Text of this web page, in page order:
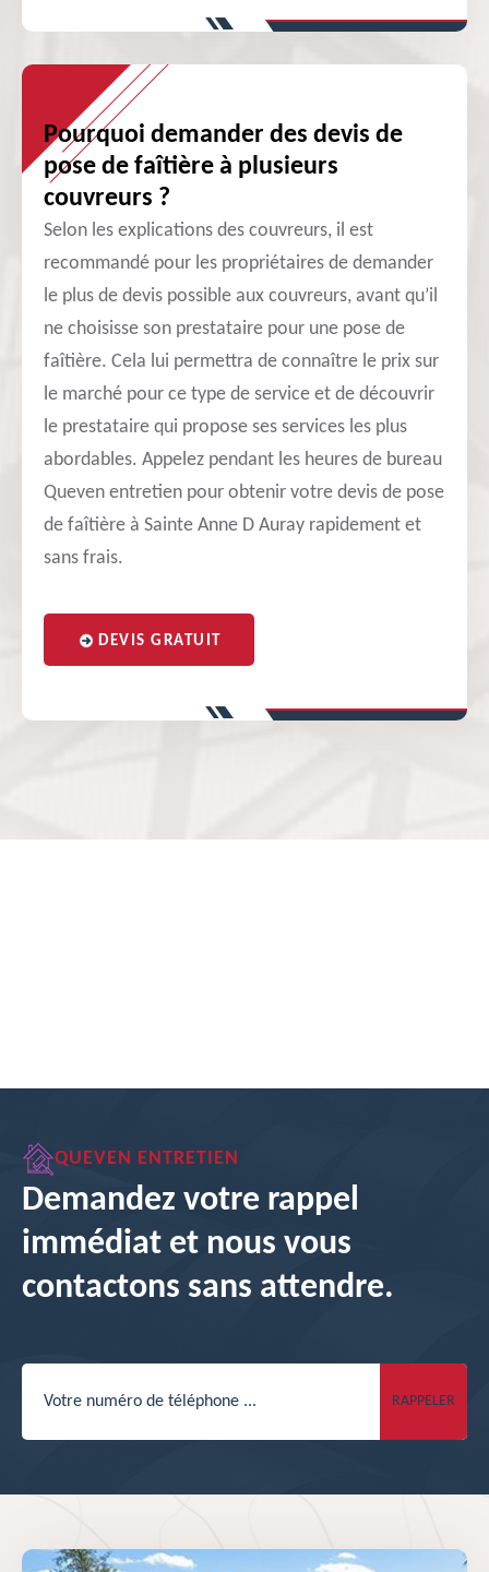
Pourquoi demander des devis de
pose de faîtière à plusieurs
couvreurs ?
Selon les explications des couvreurs, il est
recommandé pour les propriétaires de demander
le plus de devis possible aux couvreurs, avant qu’il
ne choisisse son prestataire pour une pose de
faîtière. Cela lui permettra de connaître le prix sur
le marché pour ce type de service et de découvrir
le prestataire qui propose ses services les plus
abordables. Appelez pendant les heures de bureau
Queven entretien pour obtenir votre devis de pose
de faîtière à Sainte Anne D Auray rapidement et
sans frais.
DEVIS GRATUIT
QUEVEN ENTRETIEN
Demandez votre rappel
immédiat et nous vous
contactons sans attendre.